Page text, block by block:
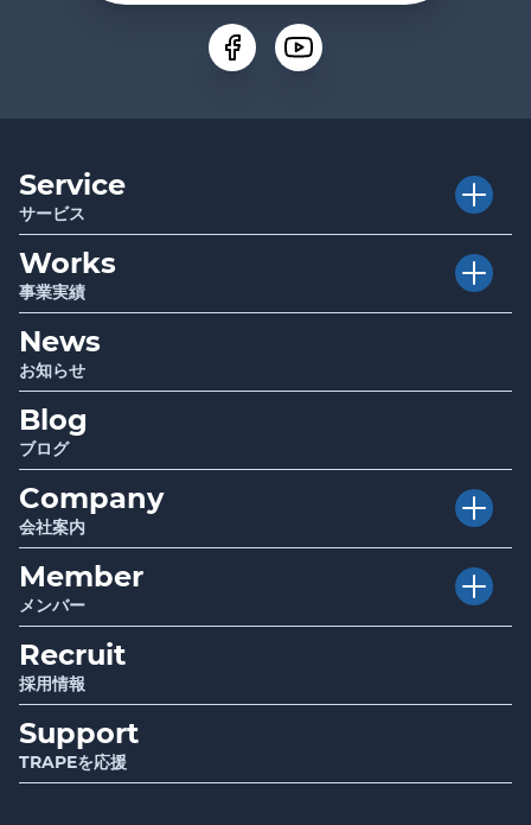
Service
サービス
Executive Club
Club TRAPE クラブトラピ
Sociwell
Infrastructure
Works
事業実績
Project
Seminar 講演 / セミナー
Report
News
お知らせ
Blog
ブログ
Company
会社案内
Vision 目指す世界
Mission 使命
Value
Message
Information 会社情報
Member
メンバー
Story ストーリー
Recruit
採用情報
Support
TRAPEを応援